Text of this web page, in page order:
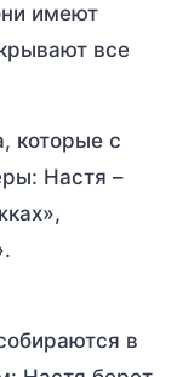
имеют
все
которые с
Настя –
в